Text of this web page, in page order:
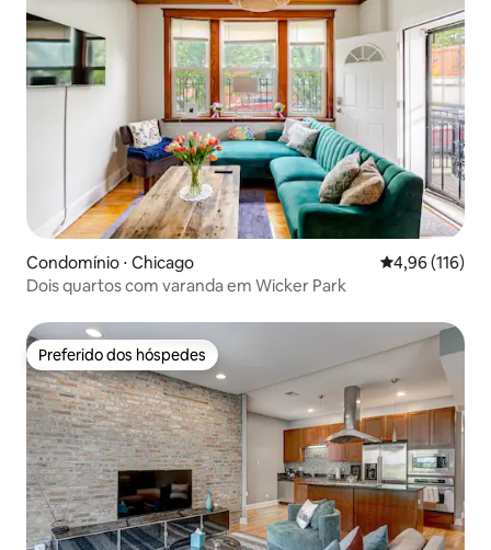
Condomínio ⋅ Chicago 4,96 de uma
4,96 (116)
Dois quartos com varanda em Wicker Park
Preferido dos hóspedes
Preferido dos hóspedes